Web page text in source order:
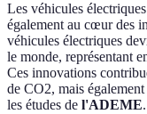
Les véhicules
également au cœur des
véhicules électriques
le monde, représentant
Ces innovations
de CO2, mais
les études de l'ADEME.